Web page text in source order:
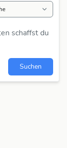
schaffst du
Suchen